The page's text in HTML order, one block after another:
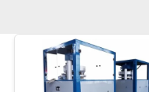
জন্য
আবেদন